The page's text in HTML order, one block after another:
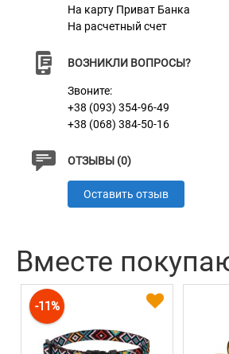
На карту Приват Банка
На расчетный счет
ВОЗНИКЛИ ВОПРОСЫ?
Звоните:
+38 (093) 354-96-49
+38 (068) 384-50-16
ОТЗЫВЫ (0)
Оставить отзыв
Вместе
-11%